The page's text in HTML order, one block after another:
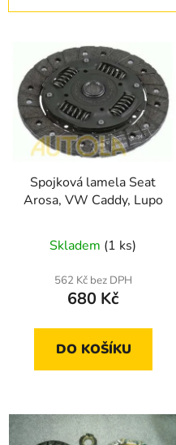
o
d
Spojková lamela Seat
Arosa, VW Caddy, Lupo
Skladem (1 ks)
562 Kč bez DPH
680 Kč
DO KOŠÍKU